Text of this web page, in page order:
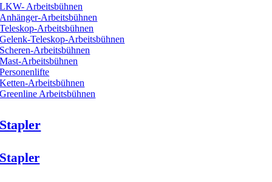
LKW- Arbeitsbühnen
Anhänger-Arbeitsbühnen
Teleskop-Arbeitsbühnen
Gelenk-Teleskop-Arbeitsbühnen
Scheren-Arbeitsbühnen
Mast-Arbeitsbühnen
Personenlifte
Ketten-Arbeitsbühnen
Greenline Arbeitsbühnen
Stapler
Stapler